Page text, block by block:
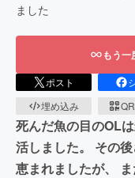
ました
もう
ポスト
埋め込み
死んだ魚の目のOL
活しました。 その
恵まれましたが、